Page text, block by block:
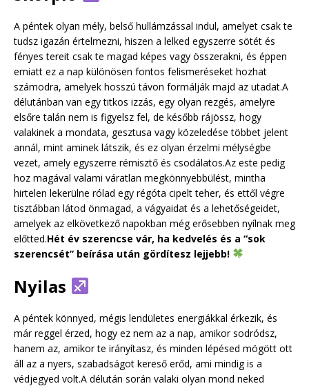
A péntek olyan mély, belső hullámzással indul, amelyet csak te
tudsz igazán értelmezni, hiszen a lelked egyszerre sötét és
fényes tereit csak te magad képes vagy összerakni, és éppen
emiatt ez a nap különösen fontos felismeréseket hozhat
számodra, amelyek hosszú távon formálják majd az utadat.A
délutánban van egy titkos izzás, egy olyan rezgés, amelyre
elsőre talán nem is figyelsz fel, de később rájössz, hogy
valakinek a mondata, gesztusa vagy közeledése többet jelent
annál, mint aminek látszik, és ez olyan érzelmi mélységbe
vezet, amely egyszerre rémisztő és csodálatos.Az este pedig
hoz magával valami váratlan megkönnyebbülést, mintha
hirtelen lekerülne rólad egy régóta cipelt teher, és ettől végre
tisztábban látod önmagad, a vágyaidat és a lehetőségeidet,
amelyek az elkövetkező napokban még erősebben nyílnak meg
előtted.Hét év szerencse vár, ha kedvelés és a “sok
szerencsét” beírása után gördítesz lejjebb!
Nyilas
A péntek könnyed, mégis lendületes energiákkal érkezik, és
már reggel érzed, hogy ez nem az a nap, amikor sodródsz,
hanem az, amikor te irányítasz, és minden lépésed mögött ott
áll az a nyers, szabadságot kereső erőd, ami mindig is a
védjegyed volt.A délután során valaki olyan mond neked